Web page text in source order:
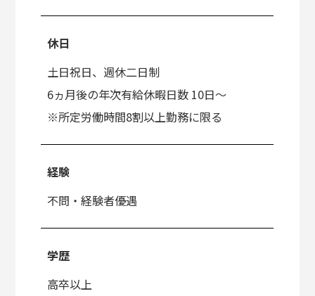
休日
土日祝日、週休二日制
6ヵ月後の年次有給休暇日数 10日～
※所定労働時間8割以上勤務に限る
経験
不問・経験者優遇
学歴
高卒以上